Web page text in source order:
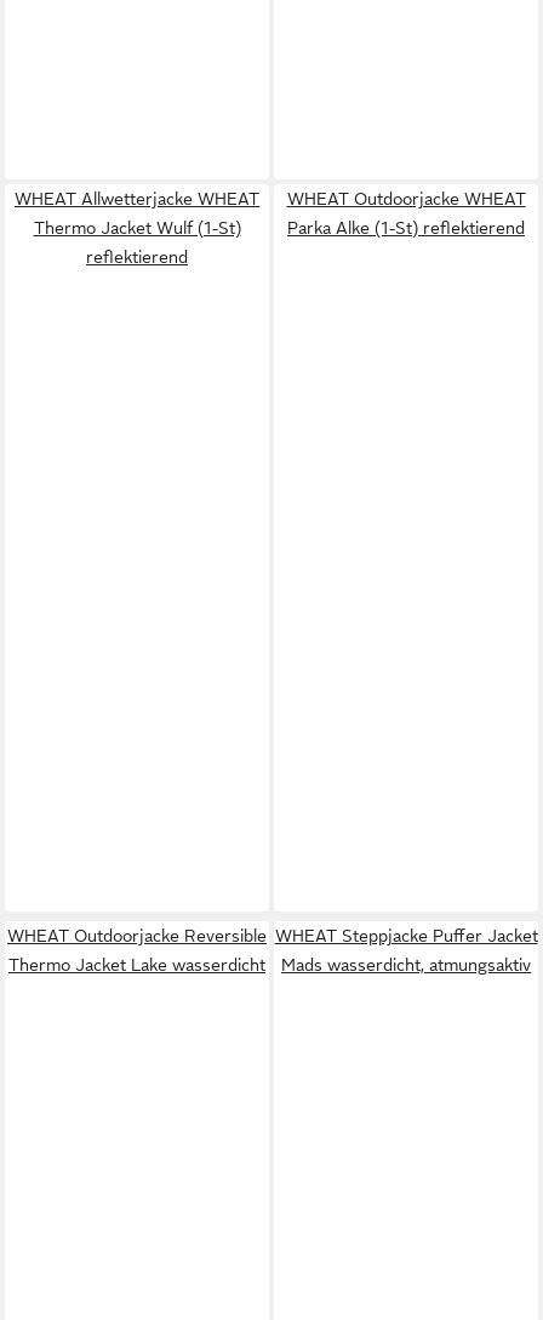
WHEAT Allwetterjacke WHEAT
Thermo Jacket Wulf (1-St)
reflektierend
WHEAT Outdoorjacke WHEAT
Parka Alke (1-St) reflektierend
WHEAT Outdoorjacke Reversible
Thermo Jacket Lake wasserdicht
WHEAT Steppjacke Puffer Jacket
Mads wasserdicht, atmungsaktiv